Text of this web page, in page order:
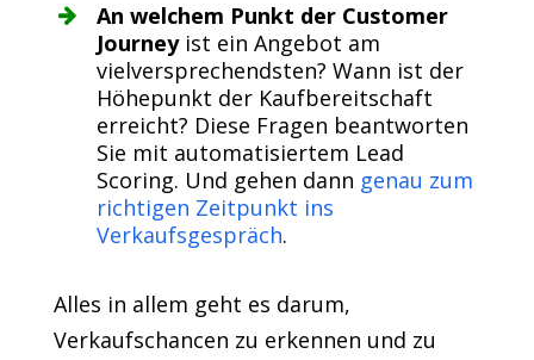
An welchem Punkt der Customer
Journeyist ein Angebot am
vielversprechendsten? Wann ist der
Höhepunkt der Kaufbereitschaft
erreicht? Diese Fragen beantworten
Sie mit automatisiertem Lead
Scoring. Und gehen dann genau zum
richtigen Zeitpunkt ins
Verkaufsgespräch.
Alles in allem geht es darum,
Verkaufschancen zu erkennen und zu